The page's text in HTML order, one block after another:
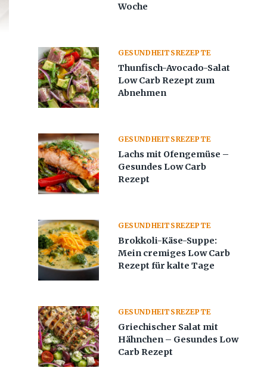
Woche
GESUNDHEITSREZEPTE
Thunfisch-Avocado-Salat
Low Carb Rezept zum
Abnehmen
GESUNDHEITSREZEPTE
Lachs mit Ofengemüse –
Gesundes Low Carb
Rezept
GESUNDHEITSREZEPTE
Brokkoli-Käse-Suppe:
Mein cremiges Low Carb
Rezept für kalte Tage
GESUNDHEITSREZEPTE
Griechischer Salat mit
Hähnchen – Gesundes Low
Carb Rezept